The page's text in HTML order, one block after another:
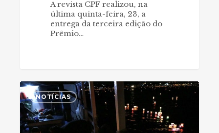
A revista CPF realizou, na
última quinta-feira, 23, a
entrega da terceira edição do
Prêmio…
Afluente
do
tempo
NOTÍCIAS